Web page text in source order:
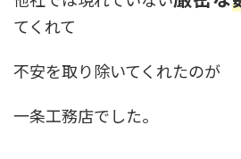
てくれて
不安を取り除いてくれたのが
一条工務店でした。